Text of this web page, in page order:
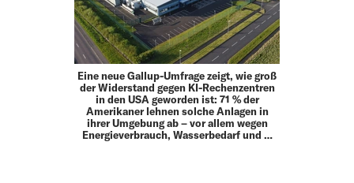
Eine neue Gallup-Umfrage zeigt, wie groß
der Widerstand gegen KI-Rechenzentren
in den USA geworden ist: 71 % der
Amerikaner lehnen solche Anlagen in
ihrer Umgebung ab – vor allem wegen
Energieverbrauch, Wasserbedarf und …